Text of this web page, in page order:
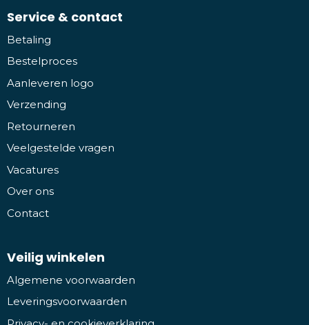
Service & contact
Betaling
Bestelproces
Aanleveren logo
Verzending
Retourneren
Veelgestelde vragen
Vacatures
Over ons
Contact
Veilig winkelen
Algemene voorwaarden
Leveringsvoorwaarden